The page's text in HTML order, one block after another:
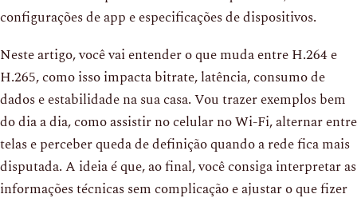
configurações de app e especificações de dispositivos.
Neste artigo, você vai entender o que muda entre H.264 e
H.265, como isso impacta bitrate, latência, consumo de
dados e estabilidade na sua casa. Vou trazer exemplos bem
do dia a dia, como assistir no celular no Wi-Fi, alternar entre
telas e perceber queda de definição quando a rede fica mais
disputada. A ideia é que, ao final, você consiga interpretar as
informações técnicas sem complicação e ajustar o que fizer